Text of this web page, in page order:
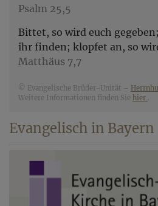
Psalm 25,5
Bittet, so wird euch
ihr finden; klopfet an, so
Matthäus 7,7
© Evangelische Brüder-Unität –
Weitere Informationen finden Sie hier .
Evangelisch in Bayern